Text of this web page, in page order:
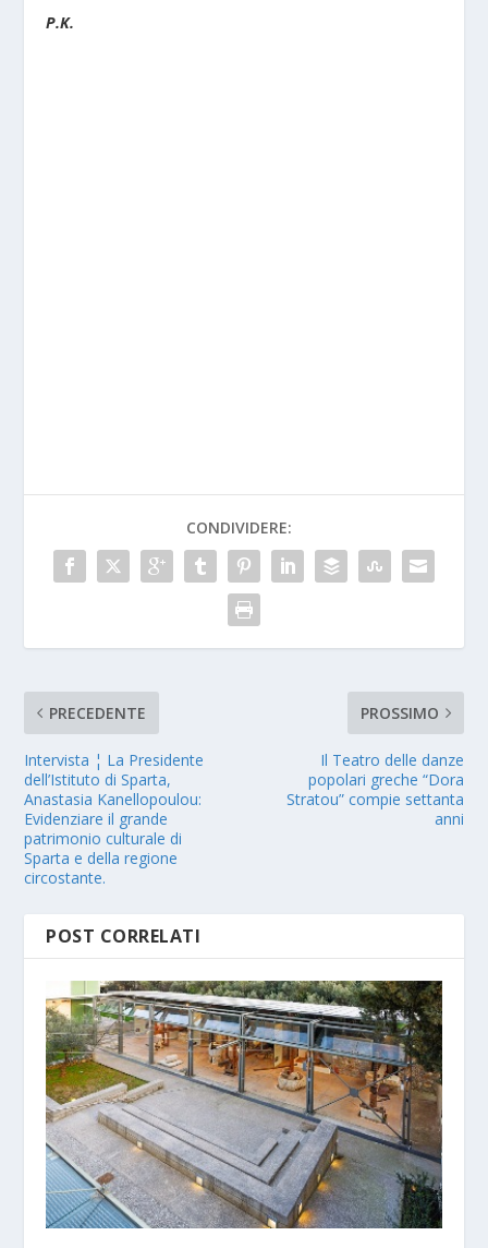
P.K.
CONDIVIDERE:
PRECEDENTE
Intervista ¦ La Presidente
dell’Istituto di Sparta,
Anastasia Kanellopoulou:
Evidenziare il grande
patrimonio culturale di
Sparta e della regione
circostante.
PROSSIMO
Il Teatro delle danze
popolari greche “Dora
Stratou” compie settanta
anni
POST CORRELATI